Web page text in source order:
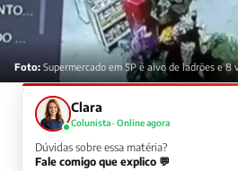
Foto: Supermercado em SP é alvo de ladrões e 8
Clara
Colunista · Online agora
Dúvidas sobre essa matéria?
Fale comigo que explico 💬